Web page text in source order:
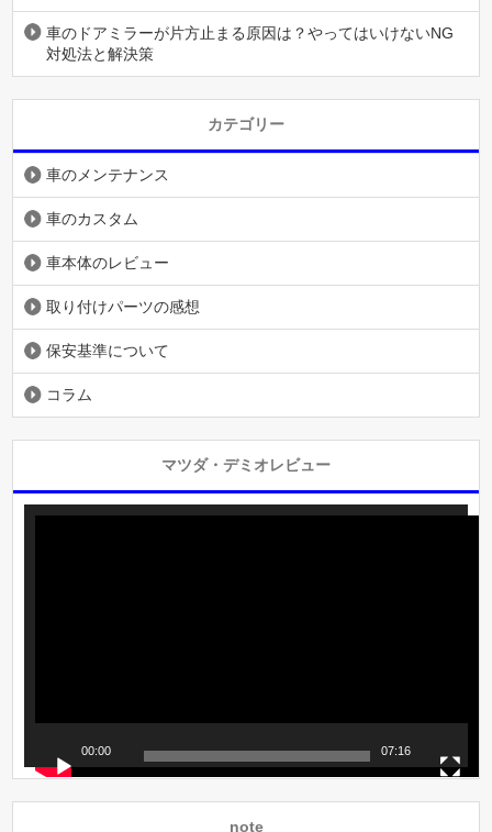
車のドアミラーが片方止まる原因は？やってはいけないNG
対処法と解決策
カテゴリー
車のメンテナンス
車のカスタム
車本体のレビュー
取り付けパーツの感想
保安基準について
コラム
マツダ・デミオレビュー
動
00:00 07:16
note